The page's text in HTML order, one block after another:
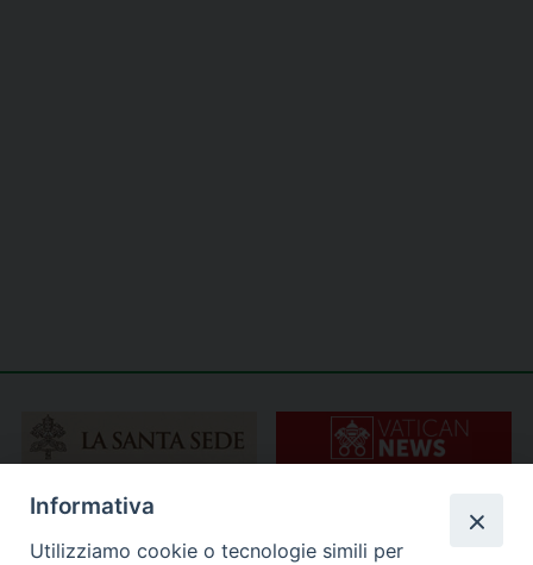
Informativa
Utilizziamo cookie o tecnologie simili per